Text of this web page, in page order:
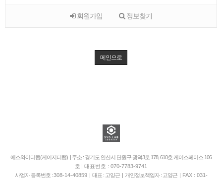
회원가입 정보찾기
메인으로
에스와이디랩(케이지디랩) | 주소 : 경기도 안산시 단원구 광덕3로 178, 610호 케이스페이스 106
호 | 대표번호 : 070-7783-9741
사업자 등록번호 :308-14-40859| 대표 : 고양근 | 개인정보책임자 : 고양근 | FAX : 031-